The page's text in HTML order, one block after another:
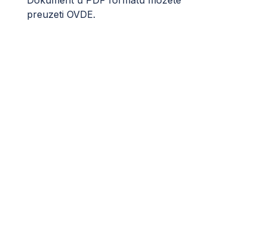
preuzeti OVDE.